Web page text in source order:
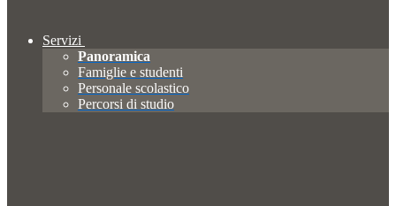
Servizi
Panoramica
Famiglie e studenti
Personale scolastico
Percorsi di studio